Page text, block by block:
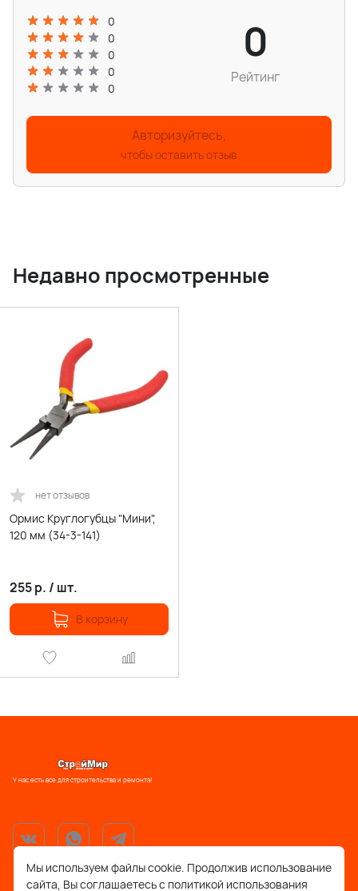
0
0
0
0
0
0
Рейтинг
Авторизуйтесь,
чтобы оставить отзыв
Недавно просмотренные
нет отзывов
Ормис Круглогубцы "Мини",
120 мм (34-3-141)
255р. / шт.
В корзину
У нас есть все для строительства и ремонта!
Мы используем файлы cookie. Продолжив использование
сайта, Вы соглашаетесь с политикой использования